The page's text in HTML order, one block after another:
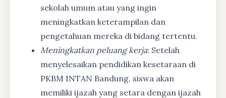
sekolah umum atau yang ingin
meningkatkan keterampilan dan
pengetahuan mereka di bidang tertentu.
Meningkatkan peluang kerja: Setelah
menyelesaikan pendidikan kesetaraan di
PKBM INTAN Bandung, siswa akan
memiliki ijazah yang setara dengan ijazah